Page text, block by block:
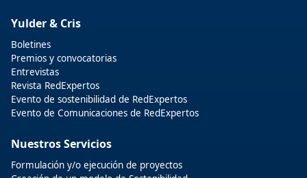
Yulder & Cris
Boletines
Premios y convocatorias
Entrevistas
Revista RedExpertos
Evento de sostenibilidad de RedExpertos
Evento de Comunicaciones de RedExpertos
Nuestros Servicios
Formulación y/o ejecución de proyectos